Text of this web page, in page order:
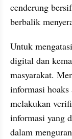
cenderung
berbalik
Untuk
digital dan
masyarakat.
informasi hoaks
melakukan
informasi yang
dalam